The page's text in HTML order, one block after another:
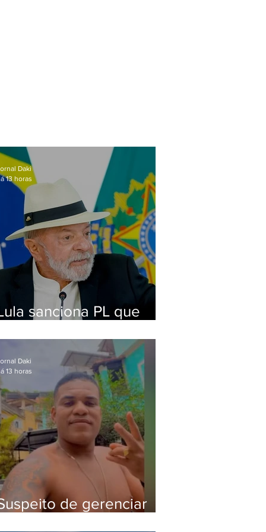
sanciona PL que
contra crianças
Daki
13 horas
de gerenciar
Daki
13 horas